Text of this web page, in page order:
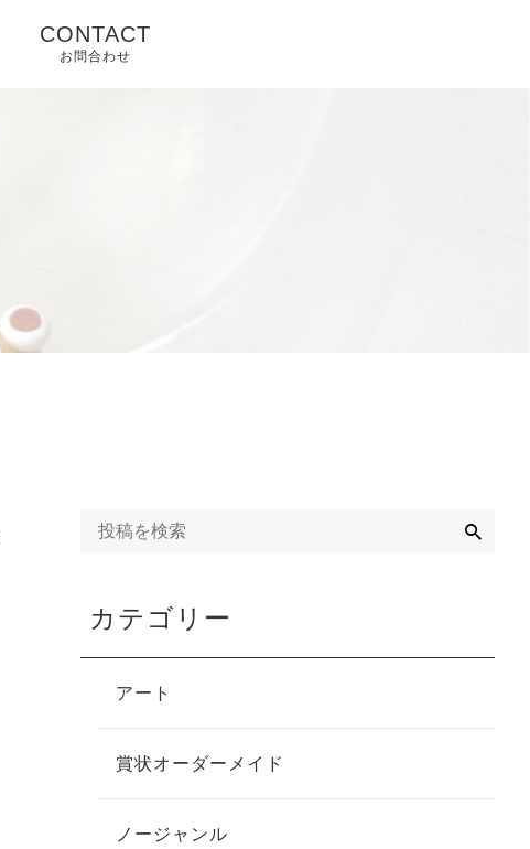
CONTACT
お問合わせ
カテゴリー
アート
賞状オーダーメイド
ノージャンル